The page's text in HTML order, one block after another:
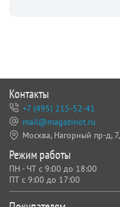
Контакты
+7 (495) 215-52-41
mail@magazinot.ru
Москва, Нагорный пр-д, 7,
Режим работы
ПН - ЧТ с 9:00 до 18:00
ПТ с 9:00 до 17:00